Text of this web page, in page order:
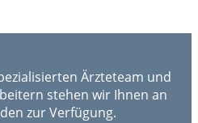
Ärzteteam und
stehen wir Ihnen an
zur Verfügung.